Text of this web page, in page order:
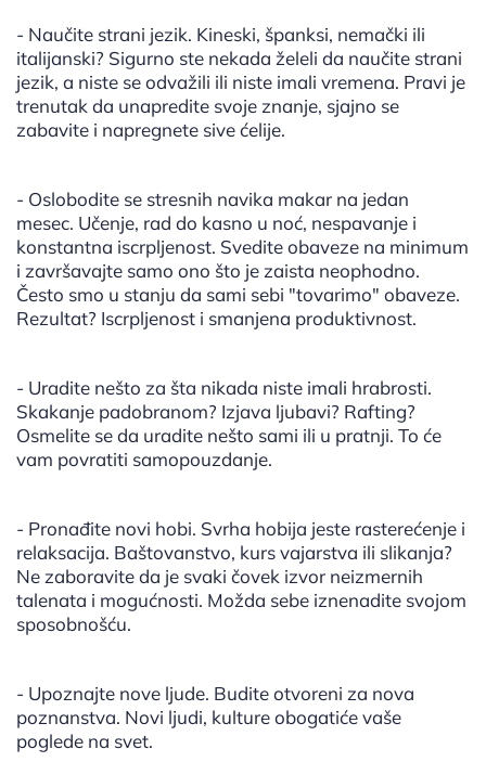
- Naučite strani jezik. Kineski, španksi, nemački ili
italijanski? Sigurno ste nekada želeli da naučite strani
jezik, a niste se odvažili ili niste imali vremena. Pravi je
trenutak da unapredite svoje znanje, sjajno se
zabavite i napregnete sive ćelije.
- Oslobodite se stresnih navika makar na jedan
mesec. Učenje, rad do kasno u noć, nespavanje i
konstantna iscrpljenost. Svedite obaveze na minimum
i završavajte samo ono što je zaista neophodno.
Često smo u stanju da sami sebi "tovarimo" obaveze.
Rezultat? Iscrpljenost i smanjena produktivnost.
- Uradite nešto za šta nikada niste imali hrabrosti.
Skakanje padobranom? Izjava ljubavi? Rafting?
Osmelite se da uradite nešto sami ili u pratnji. To će
vam povratiti samopouzdanje.
- Pronađite novi hobi. Svrha hobija jeste rasterećenje i
relaksacija. Baštovanstvo, kurs vajarstva ili slikanja?
Ne zaboravite da je svaki čovek izvor neizmernih
talenata i mogućnosti. Možda sebe iznenadite svojom
sposobnošću.
- Upoznajte nove ljude. Budite otvoreni za nova
poznanstva. Novi ljudi, kulture obogatiće vaše
poglede na svet.